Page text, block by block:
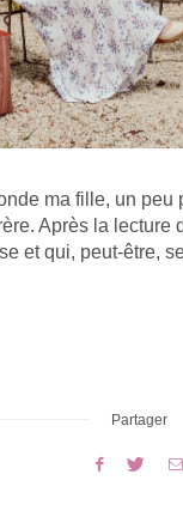
ma fille, un
Après la lecture
et qui, peut-être,
Partager